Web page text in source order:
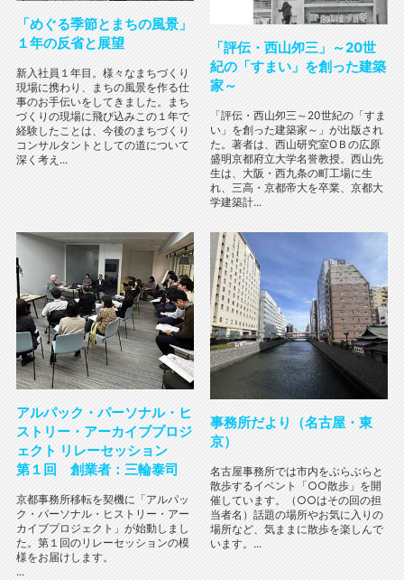
「めぐる季節とまちの風景」
１年の反省と展望
新入社員１年目。様々なまちづくり
現場に携わり、まちの風景を作る仕
事のお手伝いをしてきました。まち
づくりの現場に飛び込みこの１年で
経験したことは、今後のまちづくり
コンサルタントとしての道について
深く考え...
「評伝・西山夘三」～20世
紀の「すまい」を創った建築
家～
「評伝・西山夘三～20世紀の「すま
い」を創った建築家～」が出版され
た。著者は、西山研究室ОＢの広原
盛明京都府立大学名誉教授。西山先
生は、大阪・西九条の町工場に生
れ、三高・京都帝大を卒業、京都大
学建築計...
アルパック・パーソナル・ヒ
ストリー・アーカイブプロジ
ェクト リレーセッション
第１回 創業者：三輪泰司
京都事務所移転を契機に「アルパッ
ク・パーソナル・ヒストリー・アー
カイブプロジェクト」が始動しまし
た。第１回のリレーセッションの模
様をお届けします。
...
事務所だより（名古屋・東
京）
名古屋事務所では市内をぶらぶらと
散歩するイベント「○○散歩」を開
催しています。（○○はその回の担
当者名）話題の場所やお気に入りの
場所など、気ままに散歩を楽しんで
います。...